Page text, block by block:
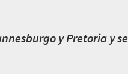
y Pretoria y se